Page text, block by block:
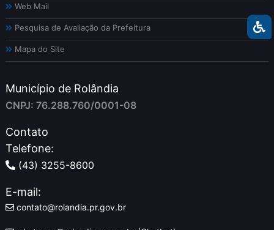
Web Mail
Pesquisa de Avaliação da Prefeitura
Mapa do Site
Município de Rolândia
CNPJ: 76.288.760/0001-08
Contato
Telefone:
(43) 3255-8600
E-mail:
contato@rolandia.pr.gov.br